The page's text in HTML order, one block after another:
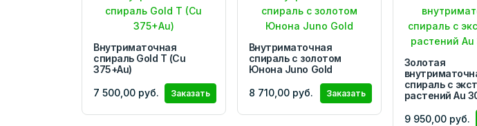
Внутриматочная
спираль Gold T (Cu
375+Au)
7 500,00 руб. Заказать
Внутриматочная
спираль с золотом
Юнона Juno Gold
8 710,00 руб. Заказать
Золотая
спираль с
растений Au
9 950,00 руб.